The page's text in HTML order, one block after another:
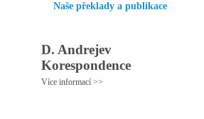
Naše překlady a publikace
D. Andrejev
Korespondence
Více informací >>